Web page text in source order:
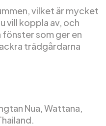
vilket är mycket
vill koppla av, och
fönster som ger en
trädgårdarna
Nua, Wattana,